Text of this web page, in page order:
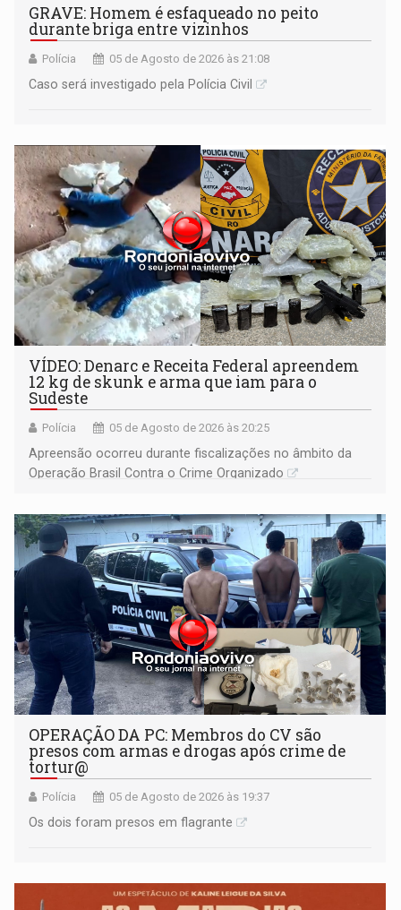
GRAVE: Homem é esfaqueado no peito
durante briga entre vizinhos
Polícia 05 de Agosto de 2026 às 21:08
Caso será investigado pela Polícia Civil
VÍDEO: Denarc e Receita Federal apreendem
12 kg de skunk e arma que iam para o
Sudeste
Polícia 05 de Agosto de 2026 às 20:25
Apreensão ocorreu durante fiscalizações no âmbito da
Operação Brasil Contra o Crime Organizado
OPERAÇÃO DA PC: Membros do CV são
presos com armas e drogas após crime de
tortur@
Polícia 05 de Agosto de 2026 às 19:37
Os dois foram presos em flagrante